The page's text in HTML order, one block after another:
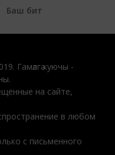
Баш бит
Гамәлгә куючы -
на сайте,
в любом
с письменного